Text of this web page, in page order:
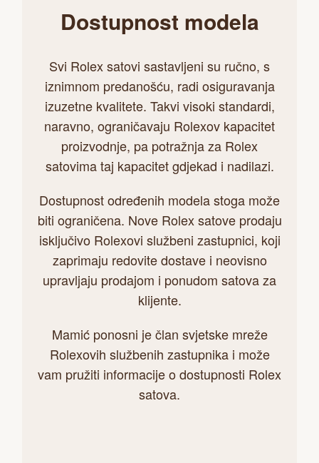
Dostupnost modela
Svi Rolex satovi sastavljeni su ručno, s
iznimnom predanošću, radi osiguravanja
izuzetne kvalitete. Takvi visoki standardi,
naravno, ograničavaju Rolexov kapacitet
proizvodnje, pa potražnja za Rolex
satovima taj kapacitet gdjekad i nadilazi.
Dostupnost određenih modela stoga može
biti ograničena. Nove Rolex satove prodaju
isključivo Rolexovi službeni zastupnici, koji
zaprimaju redovite dostave i neovisno
upravljaju prodajom i ponudom satova za
klijente.
Mamić ponosni je član svjetske mreže
Rolexovih službenih zastupnika i može
vam pružiti informacije o dostupnosti Rolex
satova.